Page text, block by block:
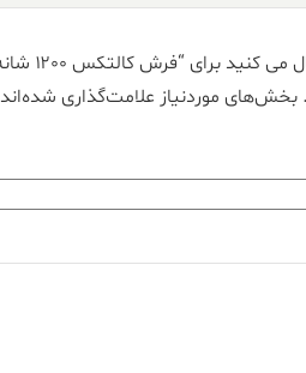
“فرش کالتکس ۱۲۰۰ شانه طرح مژده آجری”
بخش‌های موردنیاز علامت‌گذاری شده‌اند